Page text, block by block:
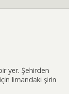
yer. Şehirden
limandaki şirin